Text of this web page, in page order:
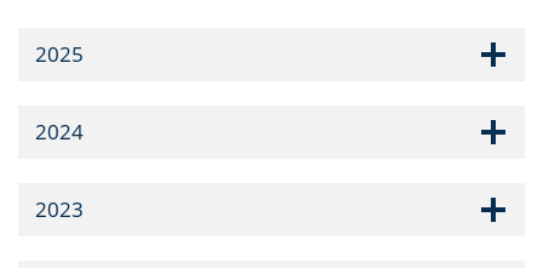
2025
2024
2023